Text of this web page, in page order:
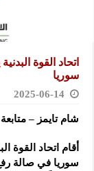
اتحاد القوة
سوريا
2025-06-14
شام تايمز – متابعة
أقام اتحاد القوة
سوريا في صالة